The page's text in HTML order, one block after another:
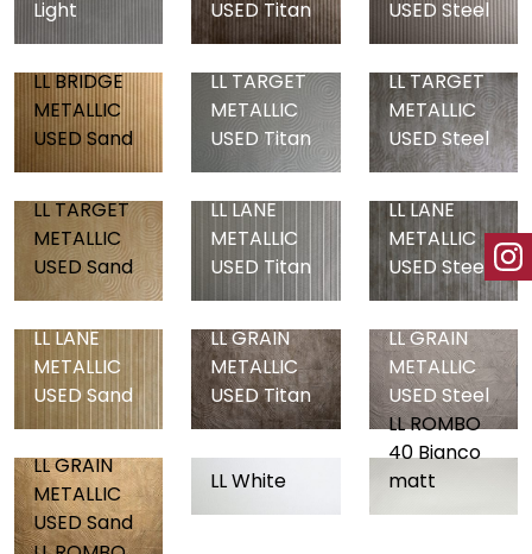
Light
USED Titan
USED Steel
LL BRIDGE
METALLIC
USED Sand
LL TARGET
METALLIC
USED Titan
LL TARGET
METALLIC
USED Steel
LL TARGET
METALLIC
USED Sand
LL LANE
METALLIC
USED Titan
LL LANE
METALLIC
USED Steel
LL LANE
METALLIC
USED Sand
LL GRAIN
METALLIC
USED Titan
LL GRAIN
METALLIC
USED Steel
LL GRAIN
METALLIC
USED Sand
LL White
LL ROMBO
40 Bianco
matt